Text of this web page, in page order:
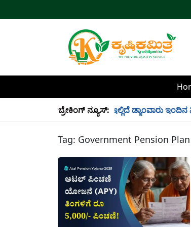
ಬ್ರೇಕಿಂಗ್ ನ್ಯೂಸ್:
34 TMC ನೀರು ಸಂಗ್ರಹ! ಇಲ್ಲಿದೆ ಡ್ಯಾಂವಾರು ಇಂದಿನ
Tag: Government Pension Plan